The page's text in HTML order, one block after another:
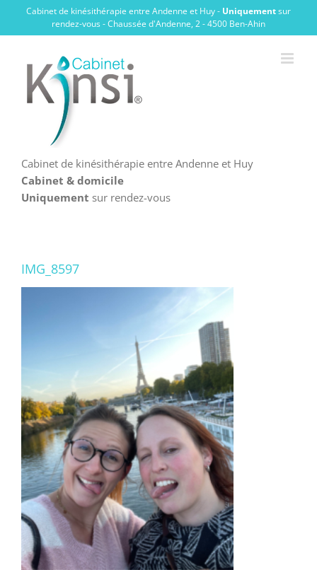
contenu
Cabinet de kinésithérapie entre Andenne et Huy - Uniquementsur
rendez-vous - Chaussée d'Andenne, 2 - 4500 Ben-Ahin
Cabinet de kinésithérapie entre Andenne et Huy
Cabinet & domicile
Uniquement sur rendez-vous
IMG_8597